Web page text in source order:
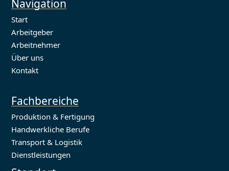
Navigation
Start
Arbeitgeber
Arbeitnehmer
Über uns
Kontakt
Fachbereiche
Produktion & Fertigung
Handwerkliche Berufe
Transport & Logistik
Dienstleistungen